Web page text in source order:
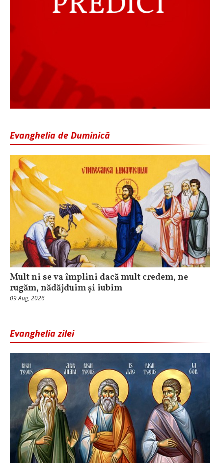
Evanghelia de Duminică
Mult ni se va împlini dacă mult credem, ne
rugăm, nădăjduim și iubim
09 Aug, 2026
Evanghelia zilei